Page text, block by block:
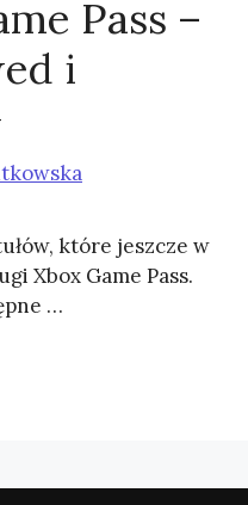
Pass –
i
które jeszcze w
Xbox Game Pass.
…